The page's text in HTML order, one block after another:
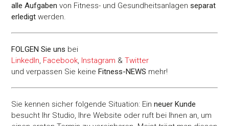
alle Aufgaben von Fitness- und Gesundheitsanlagenseparat
erledigt werden.
FOLGEN Sie uns bei
LinkedIn, Facebook, Instagram &Twitter
und verpassen Sie keineFitness-NEWS mehr!
Sie kennen sicher folgende Situation: Einneuer Kunde
besucht Ihr Studio, Ihre Website oder ruft bei Ihnen an, um